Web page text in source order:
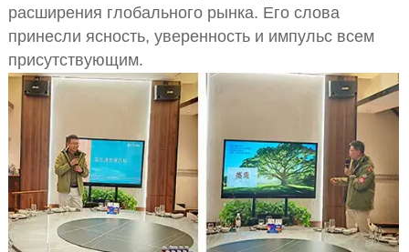
расширения глобального рынка. Его слова
принесли ясность, уверенность и импульс всем
присутствующим.